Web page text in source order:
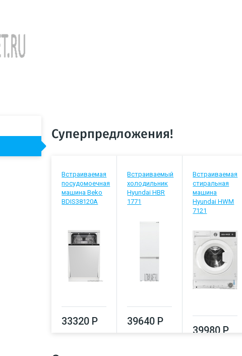
Суперпредложения!
Встраиваемая
посудомоечная
машина Beko
BDIS38120A
33320 Р
Встраиваемый
холодильник
Hyundai HBR
1771
39640 Р
Встраиваемая
стиральная
машина
Hyundai HWM
7121
39980 Р